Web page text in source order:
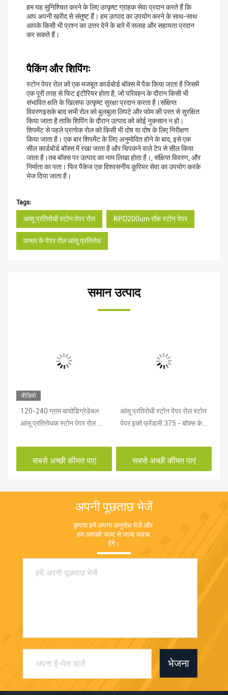
हम यह सुनिश्चित करने के लिए उत्कृष्ट ग्राहक सेवा प्रदान करते हैं कि
आप अपनी खरीद से संतुष्ट हैं। हम उत्पाद का उपयोग करने के साथ-साथ
आपके किसी भी प्रश्न का उत्तर देने के बारे में सलाह और सहायता प्रदान
कर सकते हैं।
पैकिंग और शिपिंगः
स्टोन पेपर रोल को एक मजबूत कार्डबोर्ड बॉक्स में पैक किया जाता है जिसमें
एक पूरी तरह से फिट इंटीरियर होता है, जो परिवहन के दौरान किसी भी
संभावित क्षति के खिलाफ उत्कृष्ट सुरक्षा प्रदान करता है।संक्षिप्त
विवरणइसके बाद सभी रोल को बुलबुला लिपटे और फोम की परत से सुरक्षित
किया जाता है ताकि शिपिंग के दौरान उत्पाद को कोई नुकसान न हो।
शिपमेंट से पहले प्रत्येक रोल को किसी भी दोष या दोष के लिए निरीक्षण
किया जाता है। एक बार शिपमेंट के लिए अनुमोदित होने के बाद, इसे एक
सील कार्डबोर्ड बॉक्स में रखा जाता है और चिपकने वाले टेप से सील किया
जाता है।तब बॉक्स पर उत्पाद का नाम लिखा होता है।, संक्षिप्त विवरण, और
निर्माता का पता। फिर पैकेज एक विश्वसनीय कूरियर सेवा का उपयोग करके
भेज दिया जाता है।
Tags:
आंसू प्रतिरोधी स्टोन पेपर रोल RPD200um रॉक स्टोन पेपर
पत्थर के पेपर रोल आंसू प्रतिरोध
समान उत्पाद
वीडियो
120-240 ग्राम बायोडिग्रेडेबल
आंसू प्रतिरोधक स्टोन पेपर रोल फॉर
सबसे अच्छी कीमत पाएं
आंसू प्रतिरोधी स्टोन पेपर रोल स्टोन
पेपर इको फ्रेंडली 375 - बॉक्स के
सबसे अच्छी कीमत पाएं
अपनी पूछताछ भेजें
कृपया हमें अपना अनुरोध भेजें और
हम आपको जल्द से जल्द जवाब
देंगे।
भेजना